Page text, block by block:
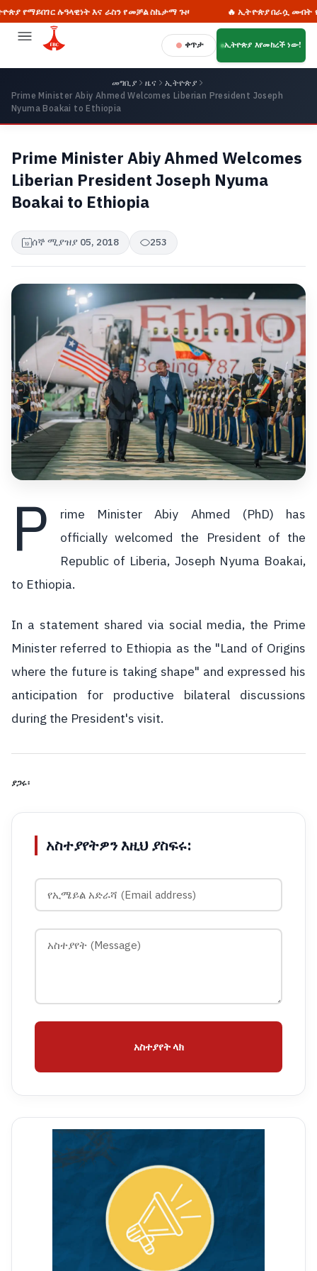
ሉዓላዊነት እና ራስን የመቻል ስኬታማ ጉዞ 🔥 ኢትዮጵያ በራሷ መብት የፈቃድ
ቀጥታ ኢትዮጵያ እየመከረች ነው!
መግቢያ ዜና
ኢትዮጵያ
Prime Minister Abiy Ahmed Welcomes Liberian President Joseph
Nyuma Boakai to Ethiopia
Prime Minister Abiy Ahmed Welcomes
Liberian President Joseph Nyuma
Boakai to Ethiopia
ሰኞ ሚያዝያ 05, 2018 253
P
rime Minister Abiy Ahmed (PhD) has
officially welcomed the President of the
Republic of Liberia, Joseph Nyuma Boakai,
to Ethiopia.
In a statement shared via social media, the Prime
Minister referred to Ethiopia as the "Land of Origins
where the future is taking shape" and expressed his
anticipation for productive bilateral discussions
during the President's visit.
ያጋሩ፡
አስተያየትዎን እዚህ ያስፍሩ:
አስተያየት ላክ